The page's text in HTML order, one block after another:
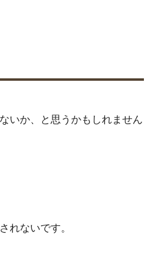
いか、と思うかもしれません
れないです。